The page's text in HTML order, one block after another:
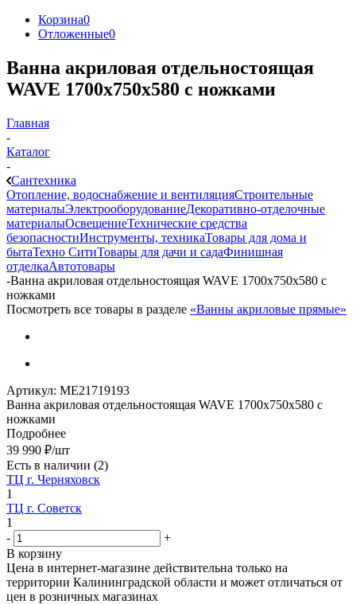
Корзина0
Отложенные0
Ванна акриловая отдельностоящая
WAVE 1700х750х580 с ножками
Главная
-
Каталог
-
Сантехника
Отопление, водоснабжение и вентиляцияСтроительные
материалыЭлектрооборудованиеДекоративно-отделочные
материалыОсвещениеТехнические средства
безопасностиИнструменты, техникаТовары для дома и
бытаТехно СитиТовары для дачи и садаФинишная
отделкаАвтотовары
-Ванна акриловая отдельностоящая WAVE 1700х750х580 с
ножками
Посмотреть все товары в разделе «Ванны акриловые прямые»
Артикул: МЕ21719193
Ванна акриловая отдельностоящая WAVE 1700х750х580 с
ножками
Подробнее
39 990 ₽/шт
Есть в наличии (2)
ТЦ г. Черняховск
1
ТЦ г. Советск
1
-
+
В корзину
Цена в интернет-магазине действительна только на
территории Калининградской области и может отличаться от
цен в розничных магазинах